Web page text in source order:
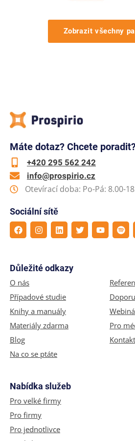
Zobrazit všechny
Máte dotaz? Chcete
+420 295 562 242
info@prospirio.cz
Otevírací doba: Po-Pá: 8.00-
Sociální sítě
Důležité odkazy
O nás
Případové studie
Knihy a manuály
Materiály zdarma
Blog
Na co se ptáte
Pro
Nabídka služeb
Pro velké firmy
Pro firmy
Pro jednotlivce